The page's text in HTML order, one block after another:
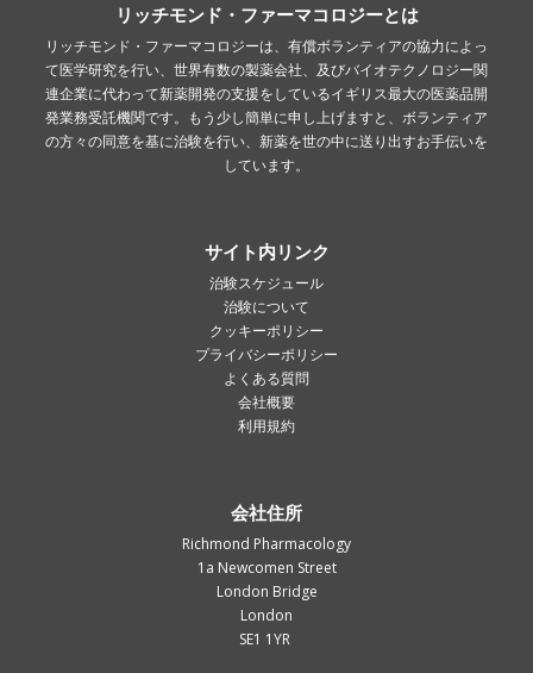
リッチモンド・ファーマコロジーとは
リッチモンド・ファーマコロジーは、有償ボランティアの協力によっ
て医学研究を行い、世界有数の製薬会社、及びバイオテクノロジー関
連企業に代わって新薬開発の支援をしているイギリス最大の医薬品開
発業務受託機関です。もう少し簡単に申し上げますと、ボランティア
の方々の同意を基に治験を行い、新薬を世の中に送り出すお手伝いを
しています。
サイト内リンク
治験スケジュール
治験について
クッキーポリシー
プライバシーポリシー
よくある質問
会社概要
利用規約
会社住所
Richmond Pharmacology
1a Newcomen Street
London Bridge
London
SE1 1YR